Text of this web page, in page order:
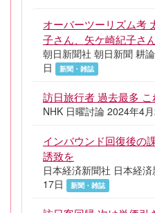
オーバーツーリズム考
子さん、矢ケ崎紀子さ
朝日新聞社 朝日新聞 耕
日
新聞・雑誌
訪日旅行者 過去最多
NHK 日曜討論 2024年4
インバウンド回復後の
誘致を
日本経済新聞社 日本経
17日
新聞・雑誌